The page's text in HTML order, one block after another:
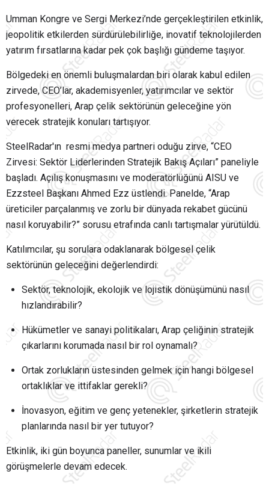
Umman Kongre ve Sergi Merkezi’nde gerçekleştirilen etkinlik,
jeopolitik etkilerden sürdürülebilirliğe, inovatif teknolojilerden
yatırım fırsatlarına kadar pek çok başlığı gündeme taşıyor.
Bölgedeki en önemli buluşmalardan biri olarak kabul edilen
zirvede, CEO’lar, akademisyenler, yatırımcılar ve sektör
profesyonelleri, Arap çelik sektörünün geleceğine yön
verecek stratejik konuları tartışıyor.
SteelRadar'ın resmi medya partneri oduğu zirve, “CEO
Zirvesi: Sektör Liderlerinden Stratejik Bakış Açıları” paneliyle
başladı. Açılış konuşmasını ve moderatörlüğünü AISU ve
Ezzsteel Başkanı Ahmed Ezz üstlendi. Panelde, “Arap
üreticiler parçalanmış ve zorlu bir dünyada rekabet gücünü
nasıl koruyabilir?” sorusu etrafında canlı tartışmalar yürütüldü.
Katılımcılar, şu sorulara odaklanarak bölgesel çelik
sektörünün geleceğini değerlendirdi:
Sektör, teknolojik, ekolojik ve lojistik dönüşümünü nasıl
hızlandırabilir?
Hükümetler ve sanayi politikaları, Arap çeliğinin stratejik
çıkarlarını korumada nasıl bir rol oynamalı?
Ortak zorlukların üstesinden gelmek için hangi bölgesel
ortaklıklar ve ittifaklar gerekli?
İnovasyon, eğitim ve genç yetenekler, şirketlerin stratejik
planlarında nasıl bir yer tutuyor?
Etkinlik, iki gün boyunca paneller, sunumlar ve ikili
görüşmelerle devam edecek.